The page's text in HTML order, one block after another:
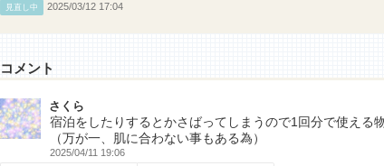
見直し中 2025/03/12 17:04
コメント
さくら
宿泊をしたりするとかさばってしまうので1回分で使える
（万が一、肌に合わない事もある為）
2025/04/11 19:06